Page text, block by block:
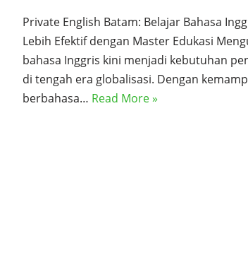
Private English Batam: Belajar Bahasa
Lebih Efektif dengan Master Edukasi
bahasa Inggris kini menjadi kebutuhan
di tengah era globalisasi. Dengan
berbahasa… Read More »